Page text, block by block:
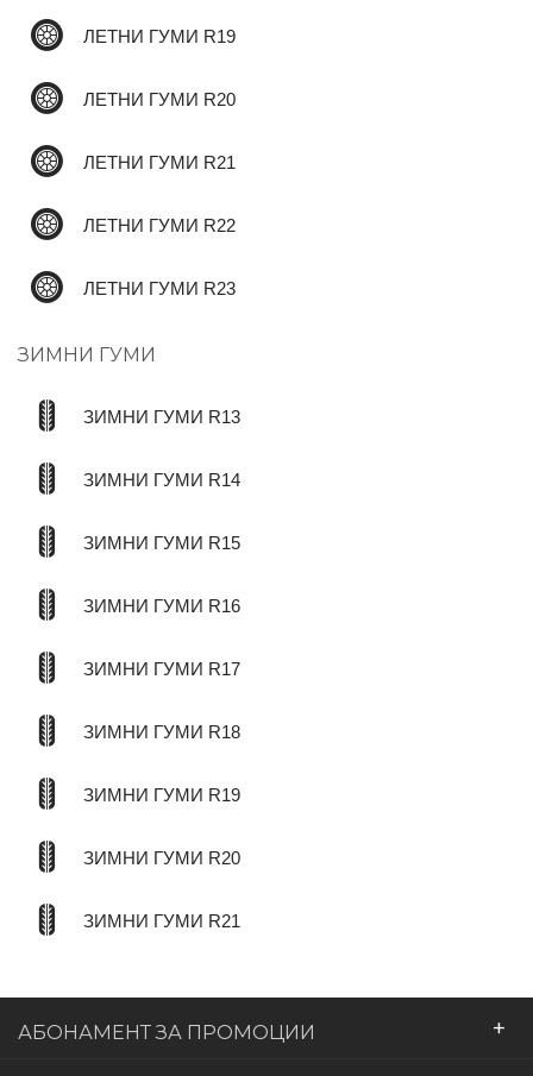
ЛЕТНИ ГУМИ R19
ЛЕТНИ ГУМИ R20
ЛЕТНИ ГУМИ R21
ЛЕТНИ ГУМИ R22
ЛЕТНИ ГУМИ R23
ЗИМНИ ГУМИ
ЗИМНИ ГУМИ R13
ЗИМНИ ГУМИ R14
ЗИМНИ ГУМИ R15
ЗИМНИ ГУМИ R16
ЗИМНИ ГУМИ R17
ЗИМНИ ГУМИ R18
ЗИМНИ ГУМИ R19
ЗИМНИ ГУМИ R20
ЗИМНИ ГУМИ R21
АБОНАМЕНТ ЗА ПРОМОЦИИ +